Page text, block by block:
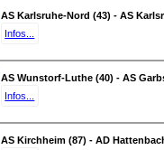
AS Karlsruhe-Nord (43) - AS
Infos...
AS Wunstorf-Luthe (40) - AS
Infos...
AS Kirchheim (87) - AD